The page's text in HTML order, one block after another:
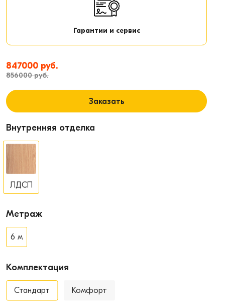
Гарантии и сервис
847000 руб.
856000 руб.
Заказать
Внутренняя отделка
ЛДСП
Метраж
6 м
Комплектация
Стандарт Комфорт